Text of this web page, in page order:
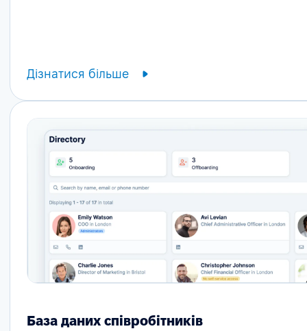
Дізнатися більше
База даних співробітників